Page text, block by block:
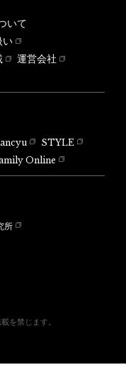
いて
い
運営会社
STYLE
Online
所
を禁じます。